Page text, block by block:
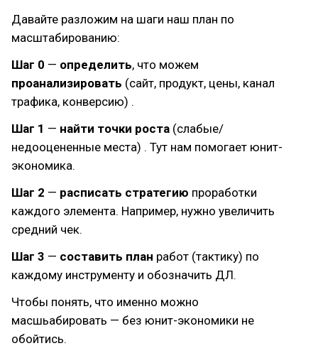
Давайте разложим на шаги наш план по
масштабированию:
Шаг 0 — определить, что можем
проанализировать (сайт, продукт, цены, канал
трафика, конверсию) .
Шаг 1 — найти точки роста (слабые/
недооцененные места) . Тут нам помогает юнит-
экономика.
Шаг 2 — расписать стратегию проработки
каждого элемента. Например, нужно увеличить
средний чек.
Шаг 3 — составить план работ (тактику) по
каждому инструменту и обозначить ДЛ.
Чтобы понять, что именно можно
масшьабировать — без юнит-экономики не
обойтись.